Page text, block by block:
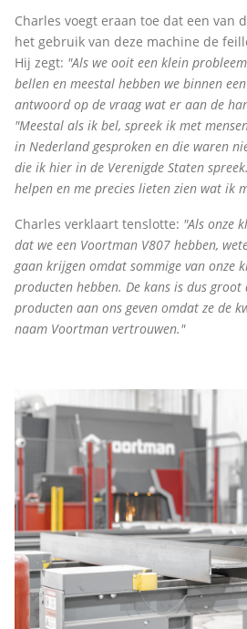
Charles voegt eraan toe dat een van
het gebruik van deze machine de
Hij zegt: "Als we ooit een klein
bellen en meestal hebben we binnen
antwoord op de vraag wat er aan de
"Meestal als ik bel, spreek ik met
in Nederland gesproken en die waren
die ik hier in de Verenigde Staten
helpen en me precies lieten zien wat ik
Charles verklaart tenslotte: "Als onze
dat we een Voortman V807 hebben,
gaan krijgen omdat sommige van onze
producten hebben. De kans is dus
producten aan ons geven omdat ze de
naam Voortman vertrouwen."